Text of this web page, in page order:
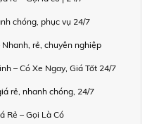
chóng, phục vụ 24/7
rẻ, chuyên nghiệp
– Có Xe Ngay, Giá Tốt 24/7
rẻ, nhanh chóng, 24/7
Rẻ – Gọi Là Có